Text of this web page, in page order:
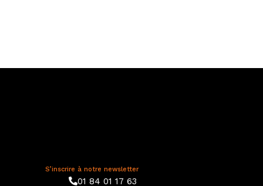
S’inscrire à notre newsletter
01 84 01 17 63